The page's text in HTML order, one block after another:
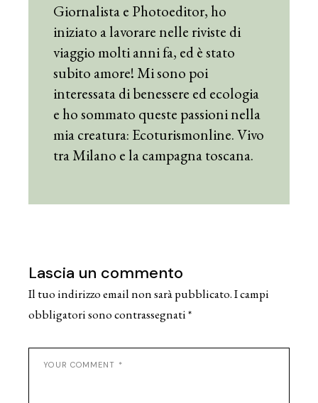
Giornalista e Photoeditor, ho
iniziato a lavorare nelle riviste di
viaggio molti anni fa, ed è stato
subito amore! Mi sono poi
interessata di benessere ed ecologia
e ho sommato queste passioni nella
mia creatura: Ecoturismonline. Vivo
tra Milano e la campagna toscana.
Lascia un commento
Il tuo indirizzo email non sarà pubblicato.I campi
obbligatori sono contrassegnati*